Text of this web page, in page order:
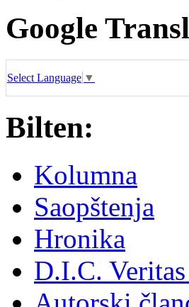
Google
Select Language ▼
Bilten:
Kolumna
Saopštenja
Hronika
D.I.C.